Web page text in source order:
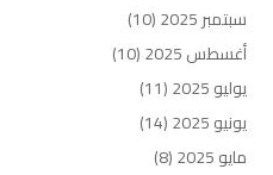
سبتمبر 2025
(10)
أغسطس 2025
(10)
يوليو 2025
(11)
يونيو 2025
(14)
مايو 2025
(8)